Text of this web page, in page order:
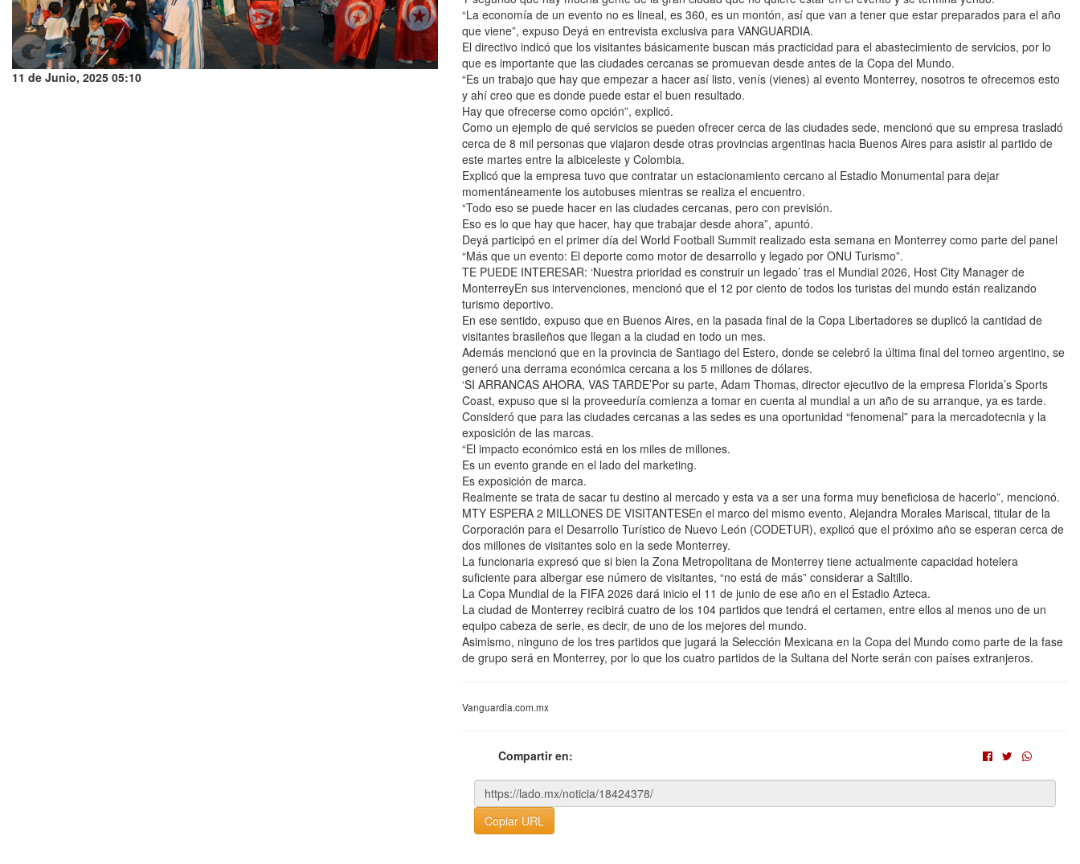
11 de Junio, 2025 05:10
“La economía de un evento no es lineal, es 360, es un montón, así que van a tener que estar preparados para el año
que viene”, expuso Deyá en entrevista exclusiva para VANGUARDIA.
El directivo indicó que los visitantes básicamente buscan más practicidad para el abastecimiento de servicios, por lo
que es importante que las ciudades cercanas se promuevan desde antes de la Copa del Mundo.
“Es un trabajo que hay que empezar a hacer así listo, venís (vienes) al evento Monterrey, nosotros te ofrecemos esto
y ahí creo que es donde puede estar el buen resultado.
Hay que ofrecerse como opción”, explicó.
Como un ejemplo de qué servicios se pueden ofrecer cerca de las ciudades sede, mencionó que su empresa trasladó
cerca de 8 mil personas que viajaron desde otras provincias argentinas hacia Buenos Aires para asistir al partido de
este martes entre la albiceleste y Colombia.
Explicó que la empresa tuvo que contratar un estacionamiento cercano al Estadio Monumental para dejar
momentáneamente los autobuses mientras se realiza el encuentro.
“Todo eso se puede hacer en las ciudades cercanas, pero con previsión.
Eso es lo que hay que hacer, hay que trabajar desde ahora”, apuntó.
Deyá participó en el primer día del World Football Summit realizado esta semana en Monterrey como parte del panel
“Más que un evento: El deporte como motor de desarrollo y legado por ONU Turismo”.
TE PUEDE INTERESAR: ‘Nuestra prioridad es construir un legado’ tras el Mundial 2026, Host City Manager de
MonterreyEn sus intervenciones, mencionó que el 12 por ciento de todos los turistas del mundo están realizando
turismo deportivo.
En ese sentido, expuso que en Buenos Aires, en la pasada final de la Copa Libertadores se duplicó la cantidad de
visitantes brasileños que llegan a la ciudad en todo un mes.
Además mencionó que en la provincia de Santiago del Estero, donde se celebró la última final del torneo argentino, se
generó una derrama económica cercana a los 5 millones de dólares.
‘SI ARRANCAS AHORA, VAS TARDE’Por su parte, Adam Thomas, director ejecutivo de la empresa Florida’s Sports
Coast, expuso que si la proveeduría comienza a tomar en cuenta al mundial a un año de su arranque, ya es tarde.
Consideró que para las ciudades cercanas a las sedes es una oportunidad “fenomenal” para la mercadotecnia y la
exposición de las marcas.
“El impacto económico está en los miles de millones.
Es un evento grande en el lado del marketing.
Es exposición de marca.
Realmente se trata de sacar tu destino al mercado y esta va a ser una forma muy beneficiosa de hacerlo”, mencionó.
MTY ESPERA 2 MILLONES DE VISITANTESEn el marco del mismo evento, Alejandra Morales Mariscal, titular de la
Corporación para el Desarrollo Turístico de Nuevo León (CODETUR), explicó que el próximo año se esperan cerca de
dos millones de visitantes solo en la sede Monterrey.
La funcionaria expresó que si bien la Zona Metropolitana de Monterrey tiene actualmente capacidad hotelera
suficiente para albergar ese número de visitantes, “no está de más” considerar a Saltillo.
La Copa Mundial de la FIFA 2026 dará inicio el 11 de junio de ese año en el Estadio Azteca.
La ciudad de Monterrey recibirá cuatro de los 104 partidos que tendrá el certamen, entre ellos al menos uno de un
equipo cabeza de serie, es decir, de uno de los mejores del mundo.
Asimismo, ninguno de los tres partidos que jugará la Selección Mexicana en la Copa del Mundo como parte de la fase
de grupo será en Monterrey, por lo que los cuatro partidos de la Sultana del Norte serán con países extranjeros.
Vanguardia.com.mx
Compartir en:
Copiar URL